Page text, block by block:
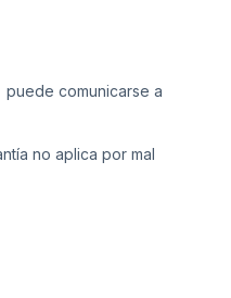
comunicarse a
no aplica por mal